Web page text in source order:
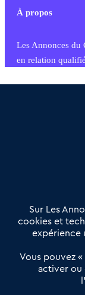
À propos
Les Annonces du
en relation
commercial et
Offres Pro
Actualités
Qui sommes
Derniers articles
Réseau 3C : un
Sur Les
cookies et
expérience
Vous pouvez
activer ou